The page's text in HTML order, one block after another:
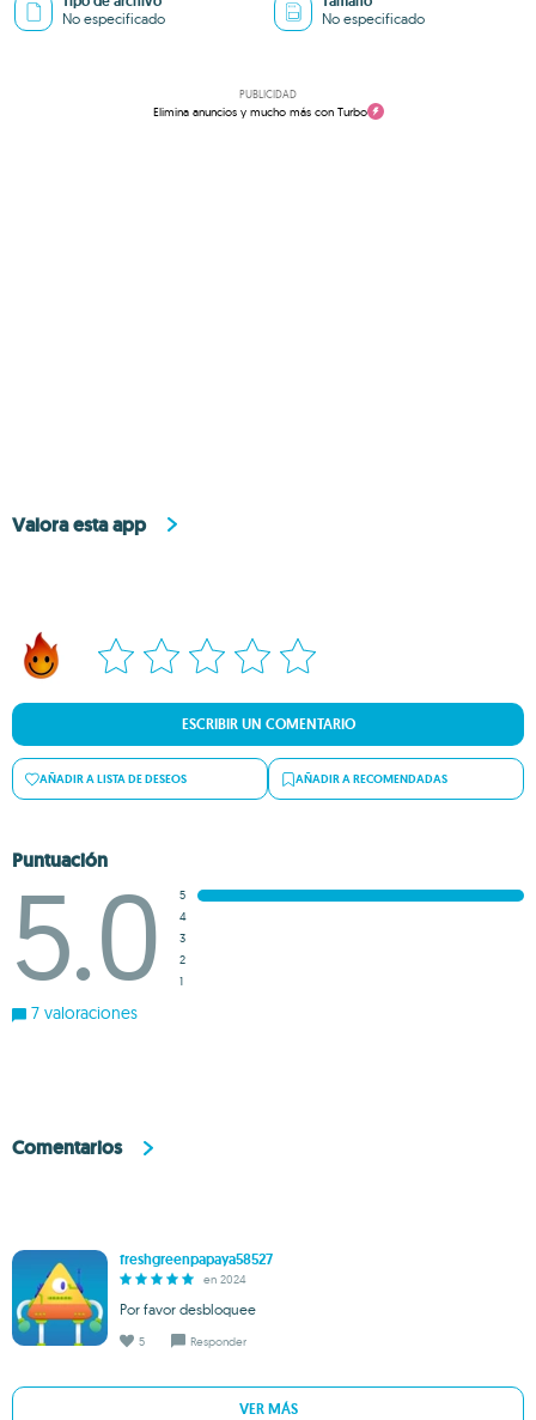
No especificado No especificado
PUBLICIDAD
Elimina anuncios y mucho más con Turbo
Valora esta app
ESCRIBIR UN COMENTARIO
AÑADIR A LISTA DE DESEOS AÑADIR A RECOMENDADAS
Puntuación
5.0
5
4
3
2
1
7 valoraciones
Comentarios
freshgreenpapaya58527
en 2024
Por favor desbloquee
5 Responder
VER MÁS